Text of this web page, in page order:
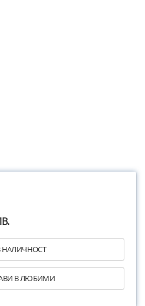
НАЛИЧНОСТ
В ЛЮБИМИ